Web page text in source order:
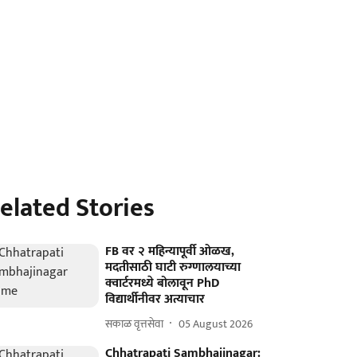
Stories
FB वर २ महिन्यापूर्वी ओळख,
मदतीसाठी घाटी रुग्णालयाच्या
क्वार्टरमध्ये बोलावून PhD
विद्यार्थीनीवर अत्याचार
सकाळ वृत्तसेवा 05 August 2026